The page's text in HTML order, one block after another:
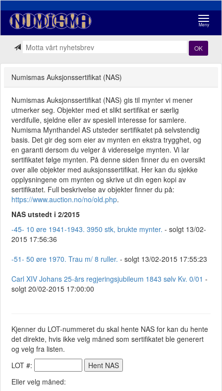
Meny
OK
Numismas Auksjonssertifikat (NAS)
Numismas Auksjonssertifikat (NAS) gis til mynter vi mener
utmerker seg. Objekter med et slikt sertifikat er særlig
verdifulle, sjeldne eller av spesiell interesse for samlere.
Numisma Mynthandel AS utsteder sertifikatet på selvstendig
basis. Det gir deg som eier av mynten en ekstra trygghet, og
en garanti dersom du velger å videreselge mynten. Vi lar
sertifikatet følge mynten. På denne siden finner du en oversikt
over alle objekter med auksjonssertifikat. Her kan du sjekke
opplysningene om mynten og skrive ut din egen kopi av
sertifikatet. Full beskrivelse av objekter finner du på:
https://www.auction.no/no/old.php.
NAS utstedt i 2/2015
-45- 10 øre 1941-1943. 3950 stk, brukte mynter. - solgt 13/02-
2015 17:56:36
-51- 50 øre 1970. Trau m/ 8 ruller. - solgt 13/02-2015 17:55:23
Carl XIV Johans 25-års regjeringsjubileum 1843 sølv Kv. 0/01 -
solgt 20/02-2015 17:00:00
Kjenner du LOT-nummeret du skal hente NAS for kan du hente
det direkte, hvis ikke velg måned som sertifikatet ble generert
og velg fra listen.
LOT #:
Eller velg måned: